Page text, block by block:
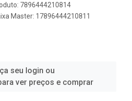
7896444210814
Master: 17896444210811
seu login ou
ver preços e comprar